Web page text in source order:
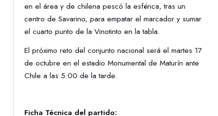
en el área y de chilena pescó la esférica, tras un
centro de Savarino, para empatar el marcador y sumar
el cuarto punto de la Vinotinto en la tabla.
El próximo reto del conjunto nacional será el martes 17
de octubre en el estadio Monumental de Maturín ante
Chile a las 5:00 de la tarde.
Ficha Técnica del partido: